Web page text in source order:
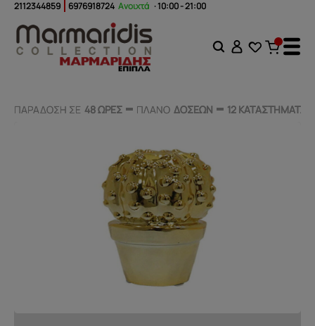
2112344859 6976918724 Ανοιχτά · 10:00 - 21:00
ΠΑΡΑΔΟΣΗ ΣΕ 48 ΩΡΕΣ ΠΛΑΝΟ ΔΟΣΕΩΝ 12 ΚΑΤΑΣΤΗΜΑΤΑ
ΠΑΡΑΔΟΣΗ ΣΕ 48 ΩΡΕΣ ΠΛΑΝΟ ΔΟΣΕΩΝ 12 ΚΑΤΑΣΤΗΜΑΤΑ